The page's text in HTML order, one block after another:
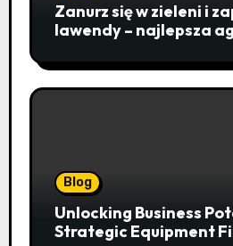
Zanurz się w zieleni i
lawendy – najlepsza
beskidzkiego raju
Blog
Unlocking Business
Strategic Equipment